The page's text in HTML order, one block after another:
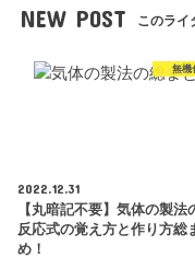
NEW POST このライ
無機
2022.12.31
【丸暗記不要】気体の製法
反応式の覚え方と作り方総
め！